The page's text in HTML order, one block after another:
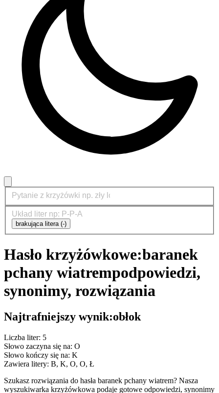
brakująca litera (-)
Hasło krzyżówkowe:baranek
pchany wiatrempodpowiedzi,
synonimy, rozwiązania
Najtrafniejszy wynik:obłok
Liczba liter: 5
Słowo zaczyna się na: O
Słowo kończy się na: K
Zawiera litery: B, K, O, O, Ł
Szukasz rozwiązania do hasła baranek pchany wiatrem? Nasza
wyszukiwarka krzyżówkowa podaje gotowe odpowiedzi, synonimy